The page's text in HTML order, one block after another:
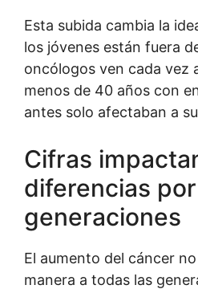
Esta subida cambia la
los jóvenes están fuera
oncólogos ven cada vez
menos de 40 años con
antes solo afectaban a
Cifras
diferencias por
generaciones
El aumento del cáncer
manera a todas las